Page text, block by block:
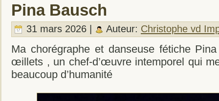
Pina Bausch
31 mars 2026 | Auteur: Christophe vd
Ma chorégraphe et danseuse fétiche
œillets , un chef-d’œuvre intemporel qui
beaucoup d’humanité